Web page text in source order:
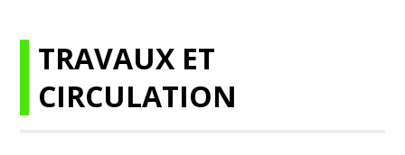
TRAVAUX ET
CIRCULATION